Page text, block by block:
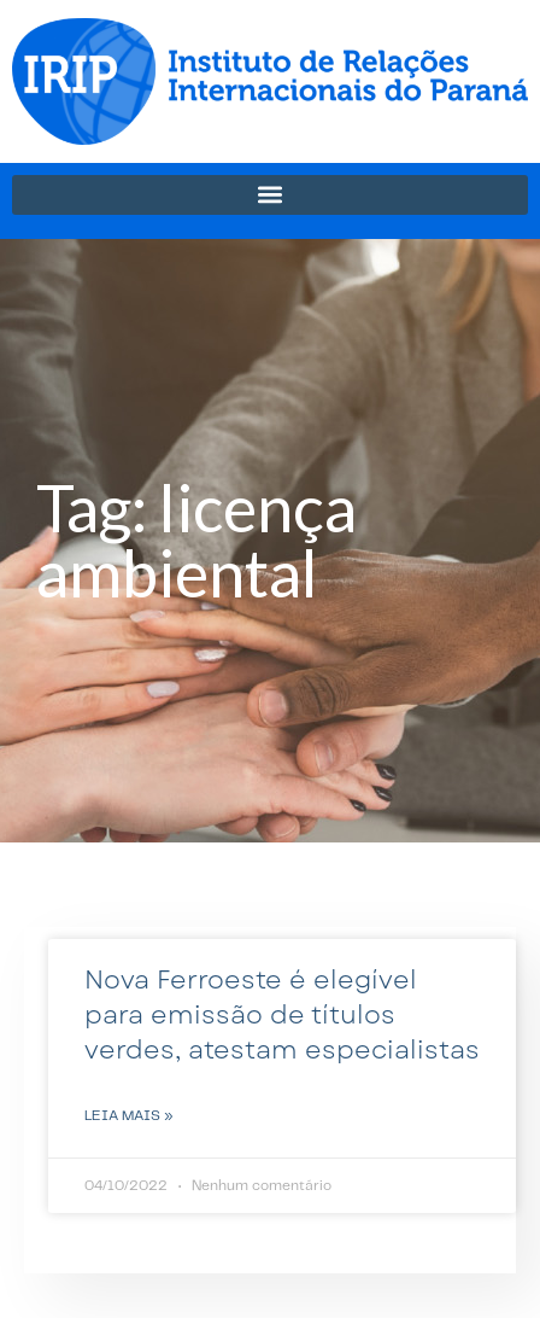
Tag: licença
ambiental
Nova Ferroeste é elegível
para emissão de títulos
verdes, atestam especialistas
LEIA MAIS »
04/10/2022 Nenhum comentário